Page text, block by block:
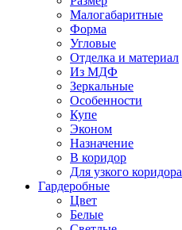
Малогабаритные
Форма
Угловые
Отделка и материал
Из МДФ
Зеркальные
Особенности
Купе
Эконом
Назначение
В коридор
Для узкого коридора
Гардеробные
Цвет
Белые